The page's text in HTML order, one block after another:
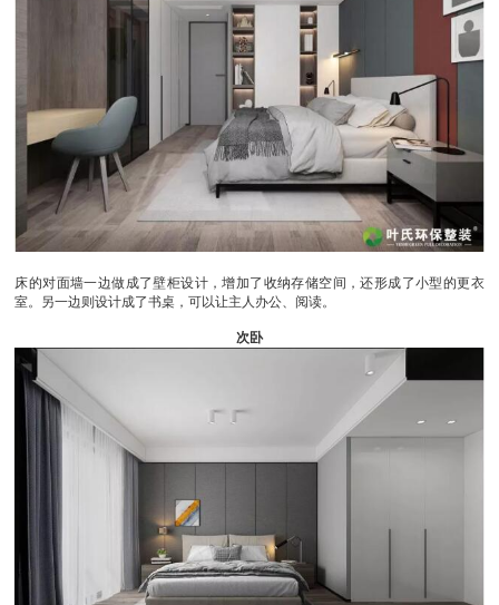
床的对面墙一边做成了壁柜设计，增加了收纳存储空间，还形成了小型的更衣
室。另一边则设计成了书桌，可以让主人办公、阅读。
次卧